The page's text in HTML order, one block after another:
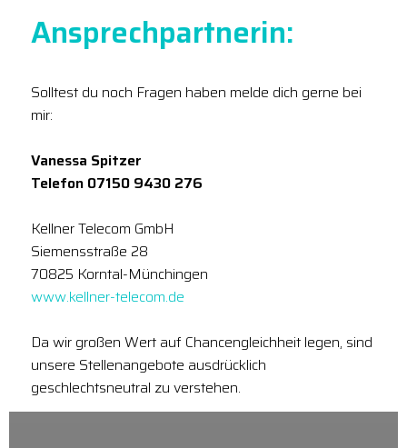
Ansprechpartnerin:
Solltest du noch Fragen haben melde dich gerne bei
mir:
Vanessa Spitzer
Telefon 07150 9430 276
Kellner Telecom GmbH
Siemensstraße 28
70825 Korntal-Münchingen
www.kellner-telecom.de
Da wir großen Wert auf Chancengleichheit legen, sind
unsere Stellenangebote ausdrücklich
geschlechtsneutral zu verstehen.